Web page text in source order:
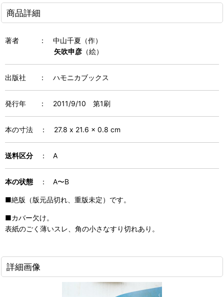
商品詳細
著者 ：
中山千夏（作）
矢吹申彦 （絵）
出版社 ： ハモニカブックス
発行年 ： 2011/9/10 第1刷
本の寸法 ： 27.8 x 21.6 x 0.8 cm
送料区分 ： A
本の状態 ： A〜B
■絶版（版元品切れ、重版未定）です。
■カバー欠け。
表紙のごく薄いスレ、角の小さなすり切れあり。
詳細画像